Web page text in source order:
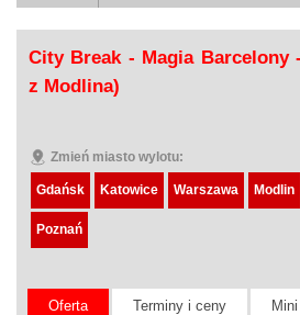
City Break - Magia Barcelony
z Modlina)
Zmień miasto wylotu:
Gdańsk Katowice Warszawa Modlin
Poznań
Oferta Terminy i ceny